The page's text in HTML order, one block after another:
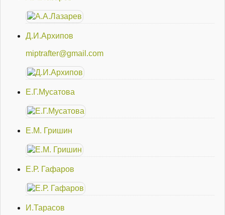
Д.И.Архипов
miptrafter@gmail.com
Е.Г.Мусатова
Е.М. Гришин
Е.Р. Гафаров
И.Тарасов